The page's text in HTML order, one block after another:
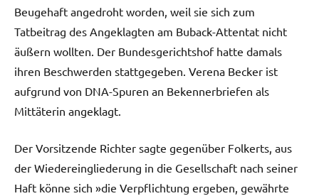
Beugehaft angedroht worden, weil sie sich zum
Tatbeitrag des Angeklagten am Buback-Attentat nicht
äußern wollten. Der Bundesgerichtshof hatte damals
ihren Beschwerden stattgegeben. Verena Becker ist
aufgrund von DNA-Spuren an Bekennerbriefen als
Mittäterin angeklagt.
Der Vorsitzende Richter sagte gegenüber Folkerts, aus
der Wiedereingliederung in die Gesellschaft nach seiner
Haft könne sich »die Verpflichtung ergeben, gewährte